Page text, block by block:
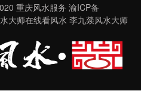
重庆风水服务 渝ICP备
大师在线看风水 李九燚风水大师